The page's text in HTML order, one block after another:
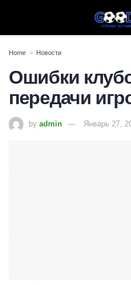
Home Новости
Ошибки
передачи
by admin Январь 27,